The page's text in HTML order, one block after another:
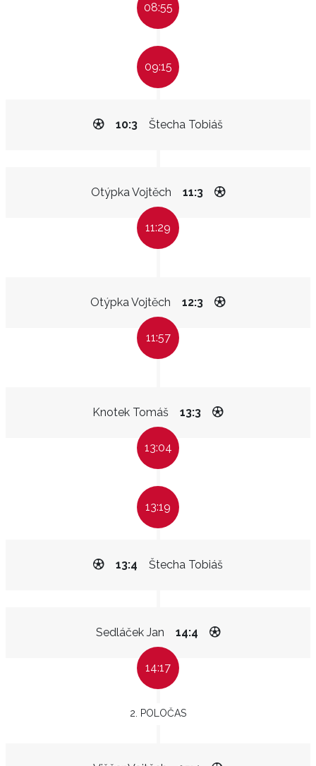
08:55
09:15
Štecha Tobiáš
10:3
Otýpka Vojtěch 11:3
11:29
Otýpka Vojtěch 12:3
11:57
Knotek Tomáš 13:3
13:04
13:19
Štecha Tobiáš
13:4
Sedláček Jan 14:4
14:17
2. POLOČAS